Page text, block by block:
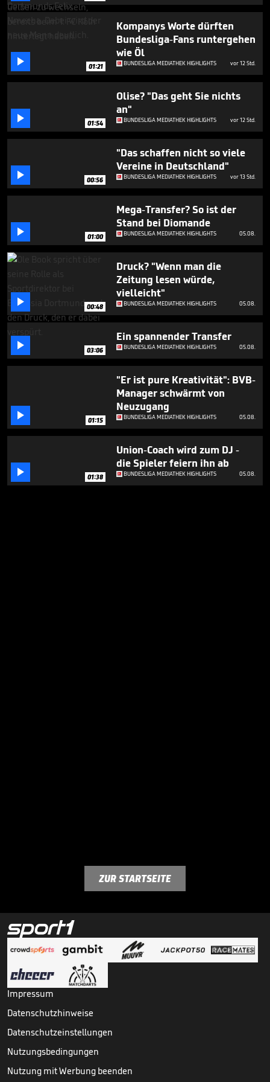
seconds
 01:21
Kompanys Worte dürften
Bundesliga-Fans runtergehen
wie Öl
BUNDESLIGA MEDIATHEK HIGHLIGHTS vor 12 Std.
 01:54
Olise? "Das geht Sie nichts
an"
BUNDESLIGA MEDIATHEK HIGHLIGHTS vor 12 Std.
 00:56
"Das schaffen nicht so viele
Vereine in Deutschland"
BUNDESLIGA MEDIATHEK HIGHLIGHTS vor 13 Std.
 01:00
Mega-Transfer? So ist der
Stand bei Diomande
BUNDESLIGA MEDIATHEK HIGHLIGHTS 05.08.
 00:48
Druck? "Wenn man die
Zeitung lesen würde,
vielleicht"
BUNDESLIGA MEDIATHEK HIGHLIGHTS 05.08.
 03:06
Ein spannender Transfer
BUNDESLIGA MEDIATHEK HIGHLIGHTS 05.08.
 01:15
"Er ist pure Kreativität": BVB-
Manager schwärmt von
Neuzugang
BUNDESLIGA MEDIATHEK HIGHLIGHTS 05.08.
 01:38
Union-Coach wird zum DJ -
die Spieler feiern ihn ab
BUNDESLIGA MEDIATHEK HIGHLIGHTS 05.08.
ZUR STARTSEITE
Impressum
Datenschutzhinweise
Datenschutzeinstellungen
Nutzungsbedingungen
Nutzung mit Werbung beenden